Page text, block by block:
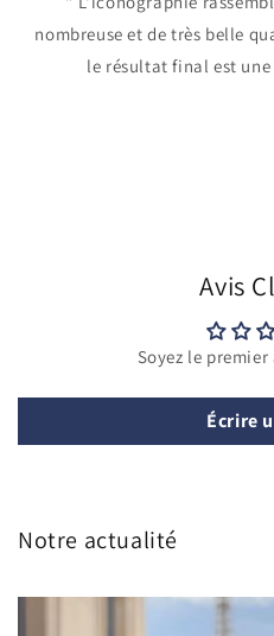
nombreuse et de très belle
le résultat final est
Avis
Soyez le
Écrire
Notre actualité